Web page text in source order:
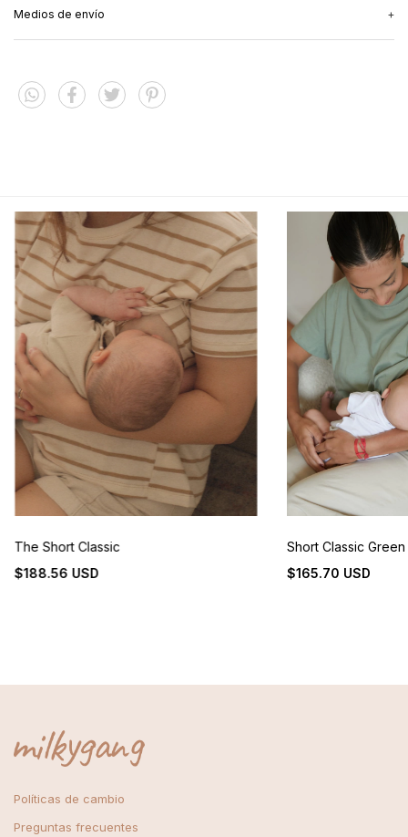
La remera perfecta para dar la teta y estar canchera.
La tela es 100% algodón por lo que es más liviana que las
Lavar al reverso a 30°.
Aberturas a los costados con cierres invisibles YKK
Industria argentina.
Medios de envío
Shipping Methods
The Short Classic
$188.56 USD
Short Classic Green
$165.70 USD
Políticas de cambio
Preguntas frecuentes